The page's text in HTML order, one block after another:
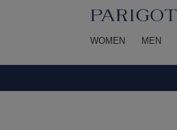
WOMEN MEN